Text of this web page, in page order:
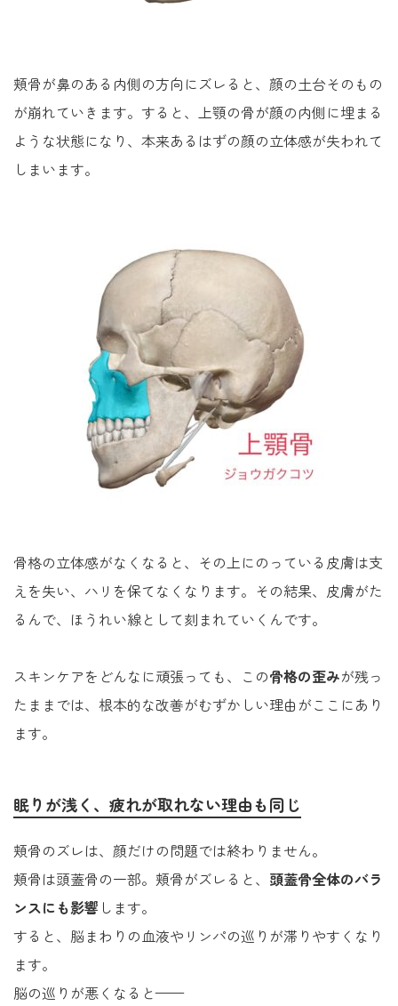
頬骨が鼻のある内側の方向にズレると、顔の土台そのもの
が崩れていきます。すると、上顎の骨が顔の内側に埋まる
ような状態になり、本来あるはずの顔の立体感が失われて
しまいます。
骨格の立体感がなくなると、その上にのっている皮膚は支
えを失い、ハリを保てなくなります。その結果、皮膚がた
るんで、ほうれい線として刻まれていくんです。
スキンケアをどんなに頑張っても、この骨格の歪みが残っ
たままでは、根本的な改善がむずかしい理由がここにあり
ます。
眠りが浅く、疲れが取れない理由も同じ
頬骨のズレは、顔だけの問題では終わりません。
頬骨は頭蓋骨の一部。頬骨がズレると、 頭蓋骨全体のバラ
ンスにも影響 します。
すると、脳まわりの血液やリンパの巡りが滞りやすくなり
ます。
脳の巡りが悪くなると——